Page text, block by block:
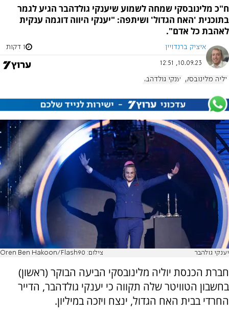
ח"כ מלינובסקי שמחה לשמוע שיענקי גולדהבר הגיע לגמר
בתוכנית 'האח הגדול' ושיתפה: "יענקי היווה דוגמה ענקית
לאהבת כל אדם".
איציק ברנדויין 1 דקות
10.09.23, 12:51
יוליה מלינובסקי יענקי גולדהבר
יענקי גולהבר צילום: Oren Ben Hakoon/Flash90
חברת הכנסת יוליה מלינובסקי הביעה הבוקר (ראשון)
בחשבון הטוויטר שלה תקווה כי יענקי גולדהבר, הדייר
החרדי בבית האח הגדול, ינצח ויזכה במיליון.